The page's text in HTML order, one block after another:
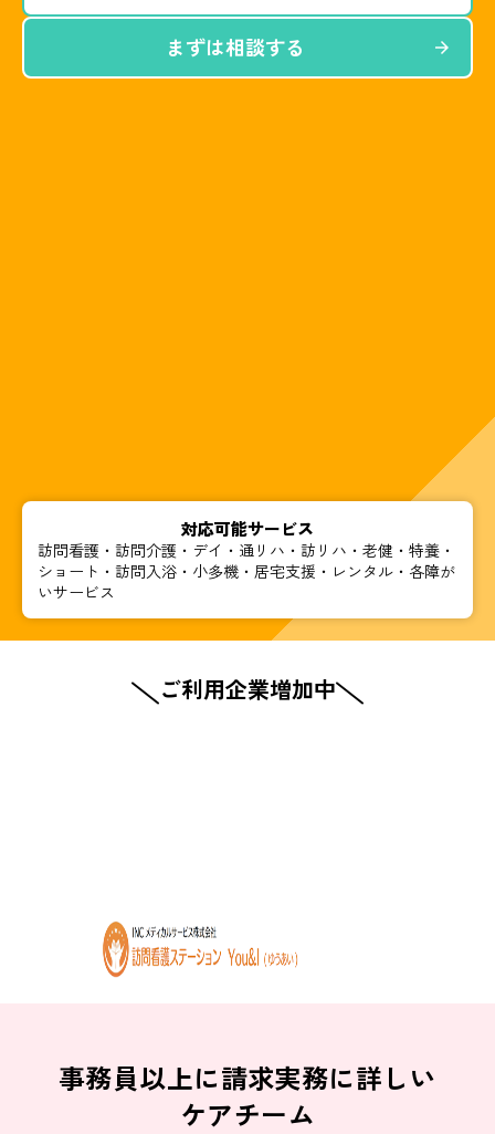
まずは相談する arrow_forward
対応可能サービス
訪問看護・訪問介護・デイ・通リハ・訪リハ・老健・特養・
ショート・訪問入浴・小多機・居宅支援・レンタル・各障が
いサービス
ご利用企業増加中
事務員以上に請求実務に詳しい
ケアチーム